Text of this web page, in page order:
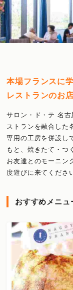
本場フランスに
レストランのお店​
サロン・ド・テ 名
ストランを融合した
専用の工房を併設し
もと、焼きたて・つ
お友達とのモーニン
度遊びに来てくださ
おすすめメニュ